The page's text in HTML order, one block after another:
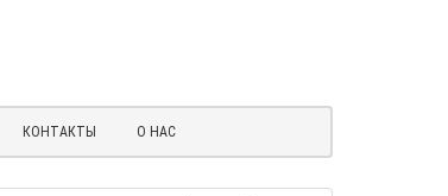
КОНТАКТЫ О НАС